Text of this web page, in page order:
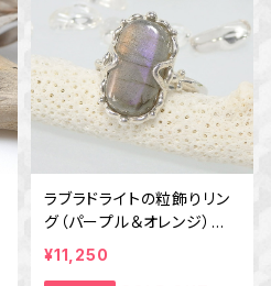
ラブラドライトの粒飾りリン
グ（パープル＆オレンジ） 1
6号
¥11,250